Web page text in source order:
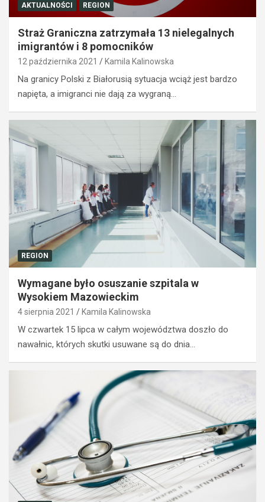
AKTUALNOŚCI REGION
Straż Graniczna zatrzymała 13 nielegalnych
imigrantów i 8 pomocników
12 października 2021 Kamila Kalinowska
Na granicy Polski z Białorusią sytuacja wciąż jest bardzo
napięta, a imigranci nie dają za wygraną…
REGION
Wymagane było osuszanie szpitala w
Wysokiem Mazowieckim
4 sierpnia 2021 Kamila Kalinowska
W czwartek 15 lipca w całym województwa doszło do
nawałnic, których skutki usuwane są do dnia…